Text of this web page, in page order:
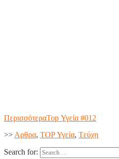
ΠερισσότεραTop Υγεία #012
>>Aρθρα, TOP Υγεία, Tεύχη
Search for: